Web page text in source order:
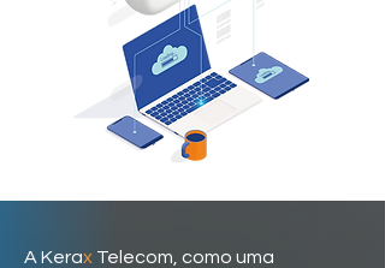
A Kerax Telecom, como uma